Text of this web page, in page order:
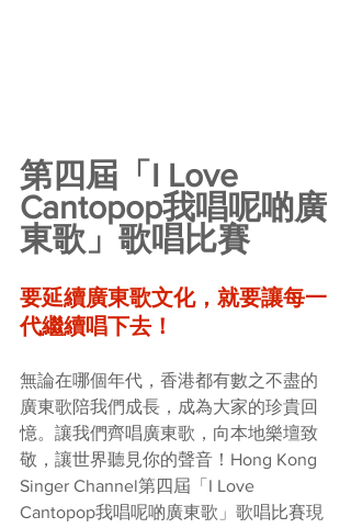
第四屆「I Love
Cantopop我唱呢啲廣
東歌」歌唱比賽
要延續廣東歌文化，就要讓每一
代繼續唱下去！
無論在哪個年代，香港都有數之不盡的
廣東歌陪我們成長，成為大家的珍貴回
憶。讓我們齊唱廣東歌，向本地樂壇致
敬，讓世界聽見你的聲音！Hong Kong
Singer Channel第四屆「I Love
Cantopop我唱呢啲廣東歌」歌唱比賽現